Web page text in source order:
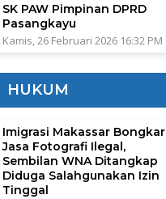
SK PAW Pimpinan DPRD
Pasangkayu
Kamis, 26 Februari 2026 16:32 PM
HUKUM
Imigrasi Makassar Bongkar
Jasa Fotografi Ilegal,
Sembilan WNA Ditangkap
Diduga Salahgunakan Izin
Tinggal